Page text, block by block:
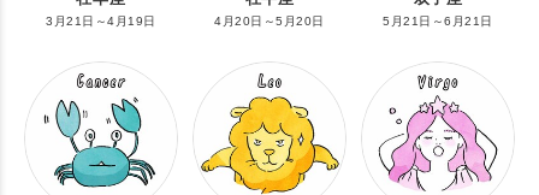
3月21日～4月19日 4月20日～5月20日 5月21日～6月21日